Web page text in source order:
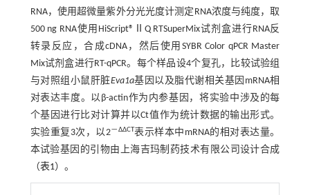
RNA，使用超微量紫外分光光度计测定RNA浓度与纯度，取
500 ng RNA使用HiScript®ⅡQ RTSuperMix试剂盒进行RNA反
转录反应，合成cDNA，然后使用SYBR Color qPCR Master
Mix试剂盒进行RT-qPCR。每个样品设4个复孔，比较试验组
与对照组小鼠肝脏Eva1a基因以及脂代谢相关基因mRNA相
对表达丰度。以β-actin作为内参基因，将实验中涉及的每
个基因进行比对计算并以Ct值作为统计数据的输出形式。
实验重复3次，以2－ΔΔCT表示样本中mRNA的相对表达量。
本试验基因的引物由上海吉玛制药技术有限公司设计合成
（表1）。